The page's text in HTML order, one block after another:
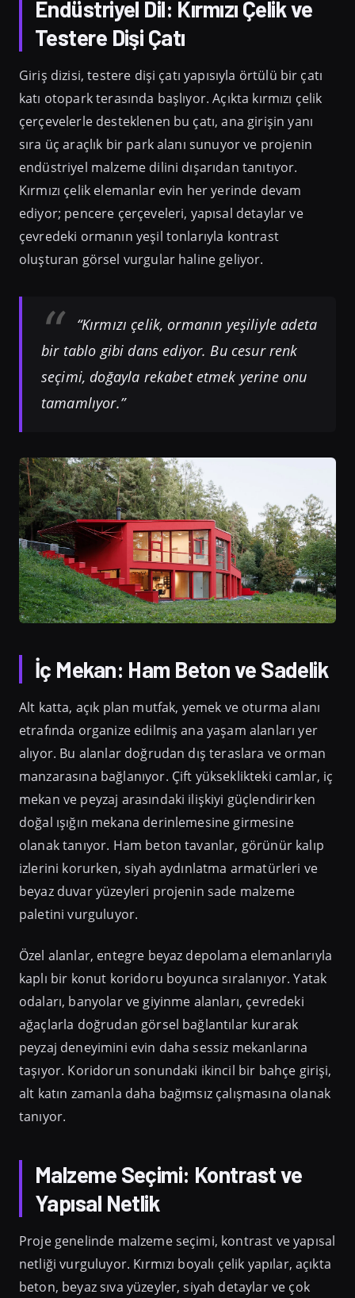
Endüstriyel Dil: Kırmızı Çelik ve
Testere Dişi Çatı
Giriş dizisi, testere dişi çatı yapısıyla örtülü bir çatı
katı otopark terasında başlıyor. Açıkta kırmızı çelik
çerçevelerle desteklenen bu çatı, ana girişin yanı
sıra üç araçlık bir park alanı sunuyor ve projenin
endüstriyel malzeme dilini dışarıdan tanıtıyor.
Kırmızı çelik elemanlar evin her yerinde devam
ediyor; pencere çerçeveleri, yapısal detaylar ve
çevredeki ormanın yeşil tonlarıyla kontrast
oluşturan görsel vurgular haline geliyor.
“Kırmızı çelik, ormanın yeşiliyle adeta
bir tablo gibi dans ediyor. Bu cesur renk
seçimi, doğayla rekabet etmek yerine onu
tamamlıyor.”
İç Mekan: Ham Beton ve Sadelik
Alt katta, açık plan mutfak, yemek ve oturma alanı
etrafında organize edilmiş ana yaşam alanları yer
alıyor. Bu alanlar doğrudan dış teraslara ve orman
manzarasına bağlanıyor. Çift yükseklikteki camlar, iç
mekan ve peyzaj arasındaki ilişkiyi güçlendirirken
doğal ışığın mekana derinlemesine girmesine
olanak tanıyor. Ham beton tavanlar, görünür kalıp
izlerini korurken, siyah aydınlatma armatürleri ve
beyaz duvar yüzeyleri projenin sade malzeme
paletini vurguluyor.
Özel alanlar, entegre beyaz depolama elemanlarıyla
kaplı bir konut koridoru boyunca sıralanıyor. Yatak
odaları, banyolar ve giyinme alanları, çevredeki
ağaçlarla doğrudan görsel bağlantılar kurarak
peyzaj deneyimini evin daha sessiz mekanlarına
taşıyor. Koridorun sonundaki ikincil bir bahçe girişi,
alt katın zamanla daha bağımsız çalışmasına olanak
tanıyor.
Malzeme Seçimi: Kontrast ve
Yapısal Netlik
Proje genelinde malzeme seçimi, kontrast ve yapısal
netliği vurguluyor. Kırmızı boyalı çelik yapılar, açıkta
beton, beyaz sıva yüzeyler, siyah detaylar ve çok